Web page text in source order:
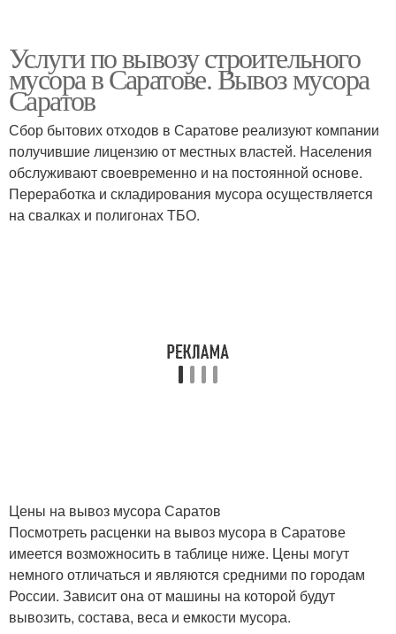
Услуги по вывозу строительного
мусора в Саратове. Вывоз мусора
Саратов
Сбор бытових отходов в Саратове реализуют компании
получившие лицензию от местных властей. Населения
обслуживают своевременно и на постоянной основе.
Переработка и складирования мусора осуществляется
на свалках и полигонах ТБО.
Цены на вывоз мусора Саратов
Посмотреть расценки на вывоз мусора в Саратове
имеется возможносить в таблице ниже. Цены могут
немного отличаться и являются средними по городам
России. Зависит она от машины на которой будут
вывозить, состава, веса и емкости мусора.